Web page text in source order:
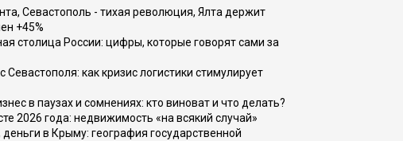
Севастополь - тихая революция, Ялта держит
+45%
столица России: цифры, которые говорят сами за
Севастополя: как кризис логистики стимулирует
в паузах и сомнениях: кто виноват и что делать?
2026 года: недвижимость «на всякий случай»
в Крыму: география государственной